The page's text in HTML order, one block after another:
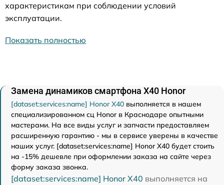
характеристикам при соблюдении условий
эксплуатации.
Показать полностью
Замена динамиков смартфона X40 Honor
[dataset:services:name] Honor X40 выполняется в нашем
специализированном сц Honor в Краснодаре опытными
мастерами. На все виды услуг и запчасти предоставляем
расширенную гарантию - мы в сервисе уверены в качестве
наших услуг. [dataset:services:name] Honor X40 будет стоить
на -15% дешевле при оформлении заказа на сайте через
форму заказа звонка.
[dataset:services:name] Honor X40 выполняется на